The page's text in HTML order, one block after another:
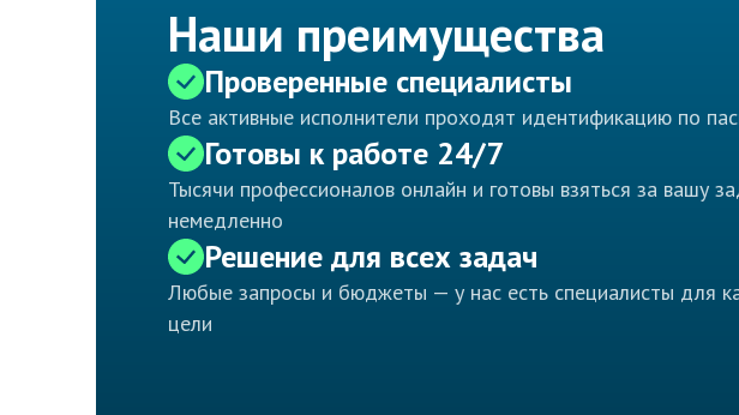
Наши преимущества
Проверенные специалисты
Все активные исполнители проходят идентификацию по
Готовы к работе 24/7
Тысячи профессионалов онлайн и готовы взяться за вашу
немедленно
Решение для всех задач
Любые запросы и бюджеты — у нас есть специалисты для
цели